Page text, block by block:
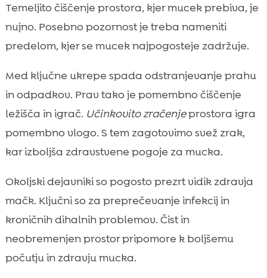
Temeljito čiščenje prostora, kjer mucek prebiva, je
nujno. Posebno pozornost je treba nameniti
predelom, kjer se mucek najpogosteje zadržuje.
Med ključne ukrepe spada odstranjevanje prahu
in odpadkov. Prav tako je pomembno čiščenje
ležišča in igrač. Učinkovito zračenjeprostora igra
pomembno vlogo. S tem zagotovimo svež zrak,
kar izboljša zdravstvene pogoje za mucka.
Okoljski dejavniki so pogosto prezrt vidik zdravja
mačk. Ključni so za preprečevanje infekcij in
kroničnih dihalnih problemov. Čist in
neobremenjen prostor pripomore k boljšemu
počutju in zdravju mucka.